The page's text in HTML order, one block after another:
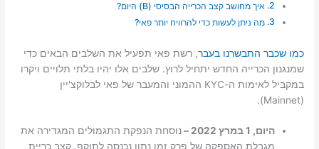
איך מחושב קצב הכרייה הבסיסי (B) היום?
מה ניתן לעשות כדי להרוויח יותר פאי?
כמו שכבר התבשרנו בעבר, רשת פאי תפעיל את השלבים הבאים כדי
שמנגנון הכרייה החדש יתחיל לרוץ. שלבים אלו יהיו בלתי תלויים ויקרו
במקביל לאימות ה-KYC ההמוני והמעבר של פאי לבלוקצ'יין
(Mainnet).
היום, 1 במרץ 2022 –
נוסחת הנפקת התגמולים המגדירה את
מגבלת האספקה ​​של פרק זמן נתון נכנסה לתוקף. קצב כריית